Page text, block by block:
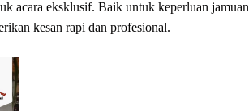
acara eksklusif. Baik untuk keperluan jamuan
kesan rapi dan profesional.